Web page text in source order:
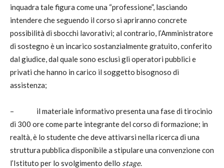
inquadra tale figura come una “professione”, lasciando
intendere che seguendo il corso si apriranno concrete
possibilità di sbocchi lavorativi; al contrario, l’Amministratore
di sostegno è un incarico sostanzialmente gratuito, conferito
dal giudice, dal quale sono esclusi gli operatori pubblici e
privati che hanno in carico il soggetto bisognoso di
assistenza;
–
il materiale informativo presenta una fase di tirocinio
di 300 ore come parte integrante del corso di formazione; in
realtà, è lo studente che deve attivarsi nella ricerca di una
struttura pubblica disponibile a stipulare una convenzione con
l’Istituto per lo svolgimento dello stage.